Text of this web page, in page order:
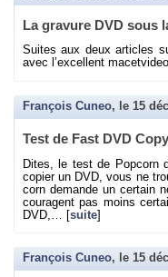
La gra­vure DVD sous
Suites aux deux ar­ticles
avec l’ex­cellent
François Cuneo, le 15
Test de Fast DVD
Dites, le test de Pop­corn
co­pier un DVD, vous ne
corn de­mande un cer­tain
cou­ragent pas moins
DVD,… [suite]
François Cuneo, le 15